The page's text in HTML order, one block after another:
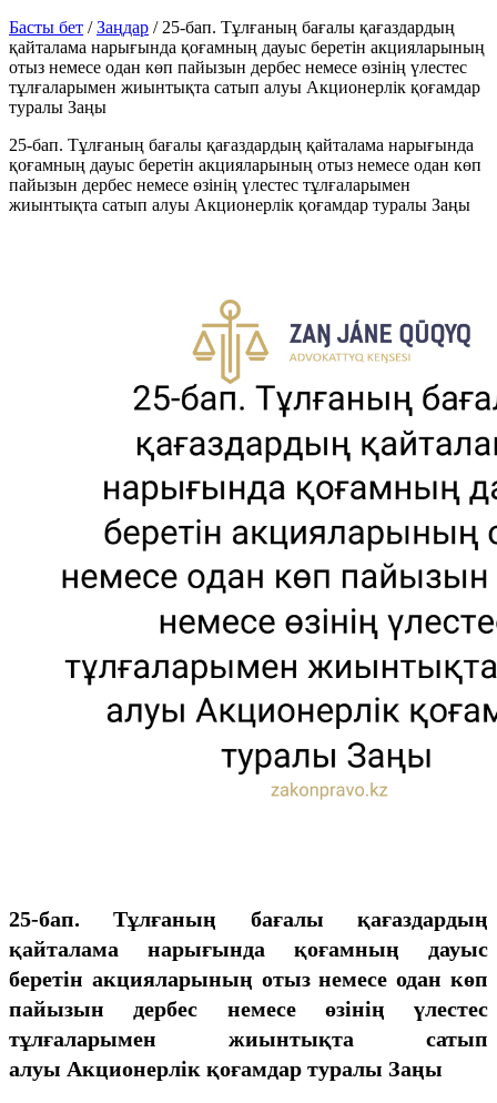
Басты бет /Заңдар / 25-бап. Тұлғаның бағалы қағаздардың
қайталама нарығында қоғамның дауыс беретін акцияларының
отыз немесе одан көп пайызын дербес немесе өзінің үлестес
тұлғаларымен жиынтықта сатып алуы Акционерлік қоғамдар
туралы Заңы
25-бап. Тұлғаның бағалы қағаздардың қайталама нарығында
қоғамның дауыс беретін акцияларының отыз немесе одан көп
пайызын дербес немесе өзінің үлестес тұлғаларымен
жиынтықта сатып алуы Акционерлік қоғамдар туралы Заңы
25-бап. Тұлғаның бағалы қағаздардың
қайталама нарығында қоғамның дауыс
беретін акцияларының отыз немесе одан көп
пайызын дербес немесе өзінің үлестес
тұлғаларымен жиынтықта сатып
алуы Акционерлік қоғамдар туралы Заңы